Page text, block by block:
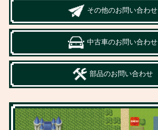
その他のお問い合わせ
中古車のお問い合わせ
部品のお問い合わせ